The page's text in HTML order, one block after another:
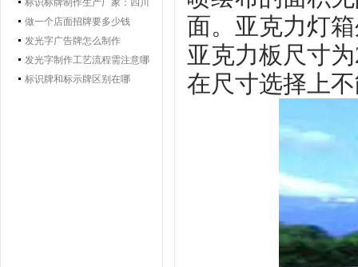
方？
标识标牌制作生产厂家：四川
零贰捌广告公司的匠心之路
做一个店面招牌要多少钱
发光字广告牌怎么制作
发光字制作工艺流程需注意哪
些
标识牌和标示牌区别在哪
面。亚克力灯
亚克力板尺寸
在尺寸选择上